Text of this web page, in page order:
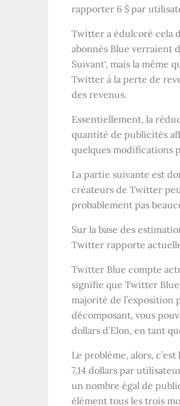
rapporter 6 $ par
Twitter a édulcoré cela
abonnés Blue verraient
Suivant‘, mais la même
Twitter à la perte de
des revenus.
Essentiellement, la
quantité de publicités
quelques modifications
La partie suivante est
créateurs de Twitter
probablement pas
Sur la base des
Twitter rapporte
Twitter Blue compte
signifie que Twitter
majorité de
décomposant, vous
dollars d’Elon, en tant
Le problème, alors,
7,14 dollars par
un nombre égal de
élément tous les trois